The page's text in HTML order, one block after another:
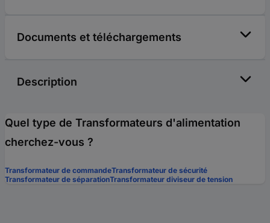
Documents et téléchargements
Description
Quel type de Transformateurs d'alimentation
cherchez-vous ?
Transformateur de commandeTransformateur de sécurité
Transformateur de séparationTransformateur diviseur de tension